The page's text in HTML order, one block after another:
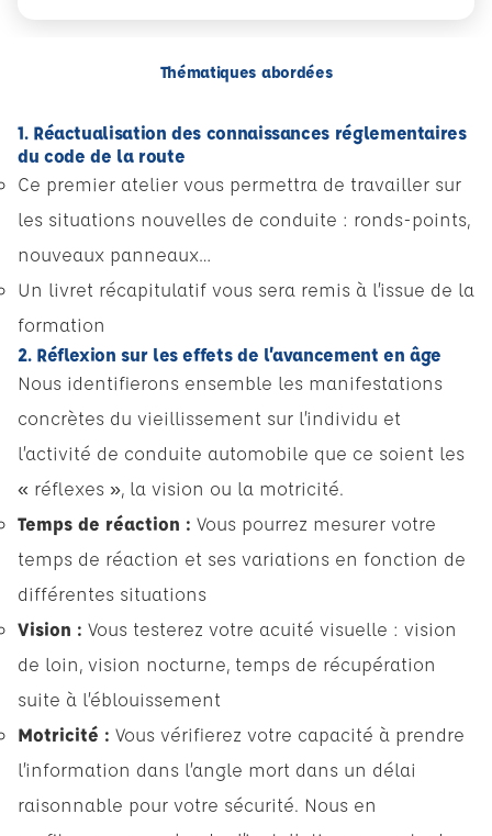
Thématiques abordées
1. Réactualisation des connaissances réglementaires
du code de la route
Ce premier atelier vous permettra de travailler sur
les situations nouvelles de conduite : ronds-points,
nouveaux panneaux…
Un livret récapitulatif vous sera remis à l’issue de la
formation
2. Réflexion sur les effets de l’avancement en âge
Nous identifierons ensemble les manifestations
concrètes du vieillissement sur l’individu et
l’activité de conduite automobile que ce soient les
« réflexes », la vision ou la motricité.
Temps de réaction : Vous pourrez mesurer votre
temps de réaction et ses variations en fonction de
différentes situations
Vision : Vous testerez votre acuité visuelle : vision
de loin, vision nocturne, temps de récupération
suite à l’éblouissement
Motricité : Vous vérifierez votre capacité à prendre
l’information dans l’angle mort dans un délai
raisonnable pour votre sécurité. Nous en